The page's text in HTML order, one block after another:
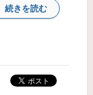
続きを読む